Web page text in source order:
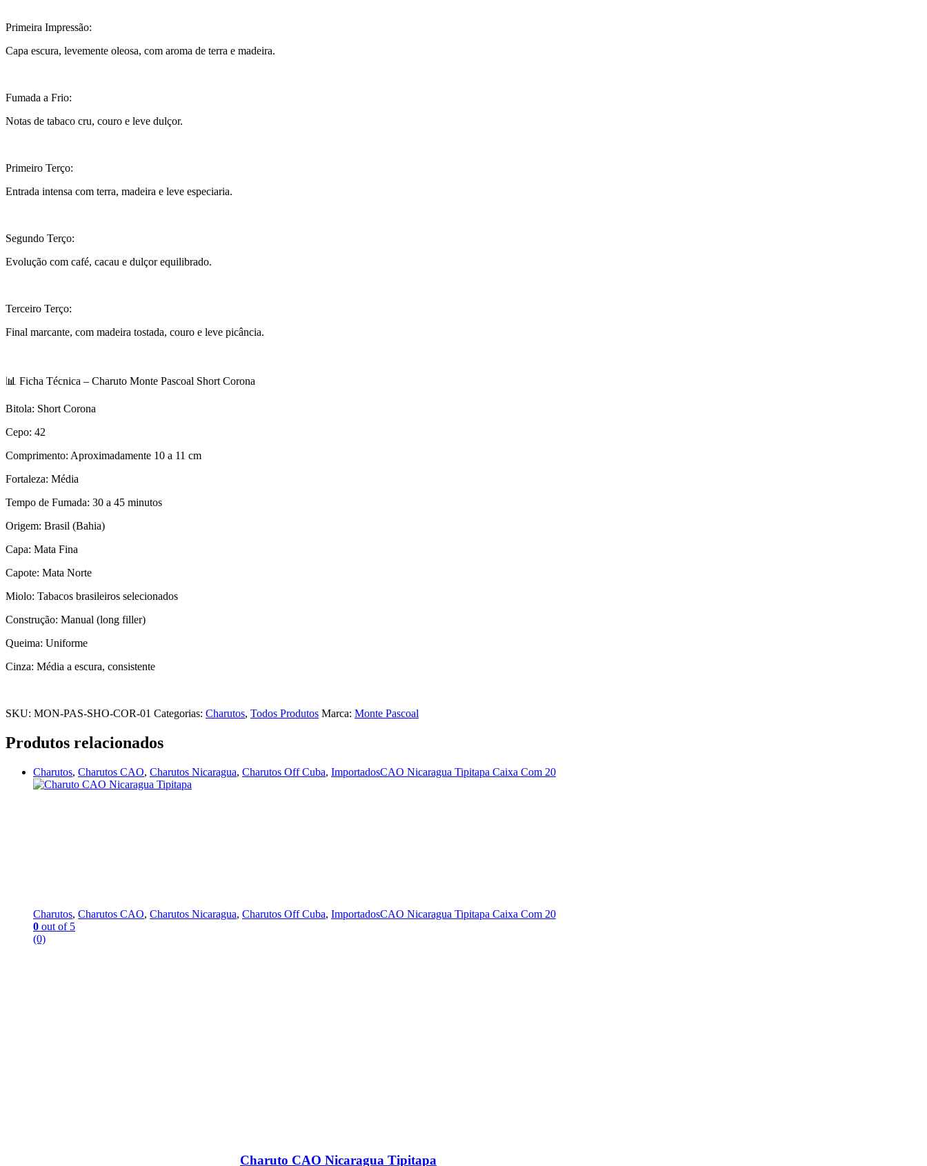
Primeira Impressão:
Capa escura, levemente oleosa, com aroma de terra e madeira.
Fumada a Frio:
Notas de tabaco cru, couro e leve dulçor.
Primeiro Terço:
Entrada intensa com terra, madeira e leve especiaria.
Segundo Terço:
Evolução com café, cacau e dulçor equilibrado.
Terceiro Terço:
Final marcante, com madeira tostada, couro e leve picância.
📊 Ficha Técnica – Charuto Monte Pascoal Short Corona
Bitola: Short Corona
Cepo: 42
Comprimento: Aproximadamente 10 a 11 cm
Fortaleza: Média
Tempo de Fumada: 30 a 45 minutos
Origem: Brasil (Bahia)
Capa: Mata Fina
Capote: Mata Norte
Miolo: Tabacos brasileiros selecionados
Construção: Manual (long filler)
Queima: Uniforme
Cinza: Média a escura, consistente
SKU: MON-PAS-SHO-COR-01 Categorias: Charutos, Todos Produtos Marca: Monte Pascoal
Produtos relacionados
Charutos, Charutos CAO, Charutos Nicaragua, Charutos Off Cuba, ImportadosCAO Nicaragua Tipitapa Caixa Com 20
Charutos, Charutos CAO, Charutos Nicaragua, Charutos Off Cuba, ImportadosCAO Nicaragua Tipitapa Caixa Com 20
0 out of 5
(0)
Charuto CAO Nicaragua Tipitapa